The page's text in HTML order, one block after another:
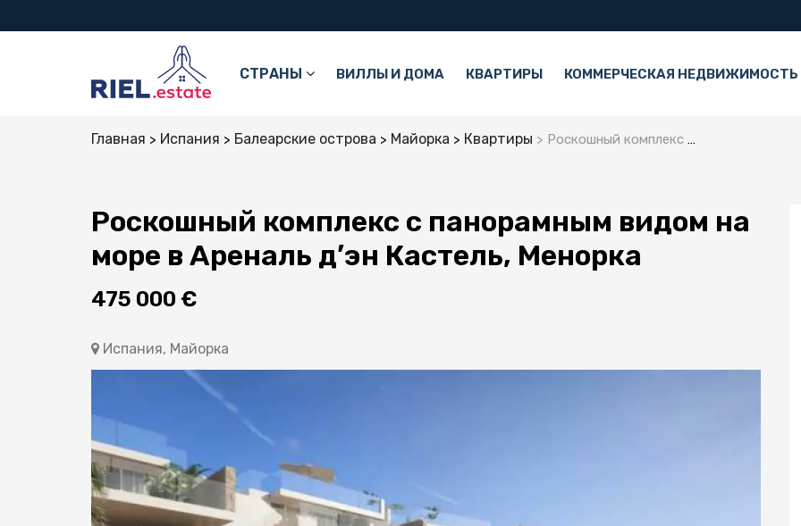
СТРАНЫ ВИЛЛЫ И ДОМА КВАРТИРЫ КОММЕРЧЕСКАЯ НЕДВИЖИМОСТЬ
Главная Испания Балеарские острова Майорка Квартиры Роскошный комплекс с панорамным видом на море в Ареналь д’эн Кастель, Менорка
Роскошный комплекс с панорамным видом на
море в Ареналь д’эн Кастель, Менорка
475 000 €
Испания, Майорка